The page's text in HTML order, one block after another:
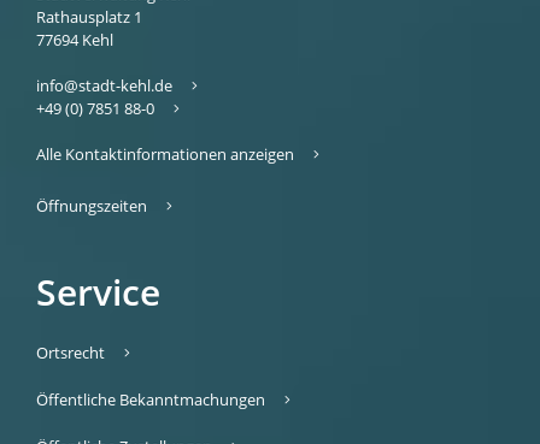
Rathausplatz 1
77694 Kehl
info@stadt-kehl.de
+49 (0) 7851 88-0
Alle Kontaktinformationen anzeigen
Öffnungszeiten
Service
Ortsrecht
Öffentliche Bekanntmachungen